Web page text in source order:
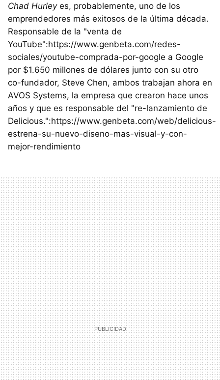
Chad Hurleyes, probablemente, uno de los
emprendedores más exitosos de la última década.
Responsable de la "venta de
YouTube":https://www.genbeta.com/redes-
sociales/youtube-comprada-por-google a Google
por $1.650 millones de dólares junto con su otro
co-fundador, Steve Chen, ambos trabajan ahora en
AVOS Systems, la empresa que crearon hace unos
años y que es responsable del "re-lanzamiento de
Delicious.":https://www.genbeta.com/web/delicious-
estrena-su-nuevo-diseno-mas-visual-y-con-
mejor-rendimiento